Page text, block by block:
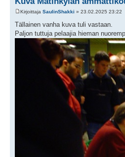
Kirjoittaja SaulinShakki » 23.02.2025 23:22
Tällainen vanha kuva tuli vastaan.
Paljon tuttuja pelaajia hieman